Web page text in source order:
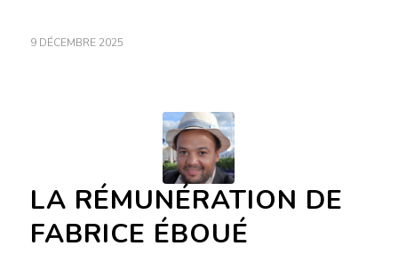
9 DÉCEMBRE 2025
LA RÉMUNÉRATION DE
FABRICE ÉBOUÉ